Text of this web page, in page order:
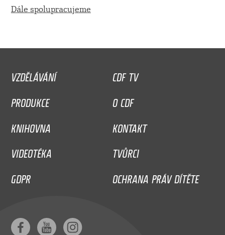
Dále spolupracujeme
VZDĚLÁVÁNÍ
CDF TV
PRODUKCE
O CDF
KNIHOVNA
KONTAKT
VIDEOTÉKA
TVŮRCI
GDPR
OCHRANA PRÁV DÍTĚTE